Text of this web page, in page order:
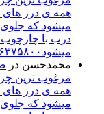
همه ی درز های
میشود که جلوی
درب با
میشود۰۹۱۹۶۳۷۵۸۰۰-۰۹۳۰۷۸۰۱۷۸۸مهندس دولتی
محمدحسن در
مرغوب ترین
همه ی درز های
میشود که جلوی